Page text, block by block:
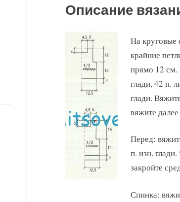
Описание
На круговые
крайние
прямо 12 см.
глади, 42 п.
глади.
вяжите
Перед:
п. изн.
закройте
Спинка: